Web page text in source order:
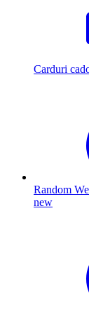
Carduri
Random
new